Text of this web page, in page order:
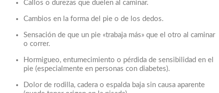
Callos o durezas que duelen al caminar.
Cambios en la forma del pie o de los dedos.
Sensación de que un pie «trabaja más» que el otro al caminar
o correr.
Hormigueo, entumecimiento o pérdida de sensibilidad en el
pie (especialmente en personas con diabetes).
Dolor de rodilla, cadera o espalda baja sin causa aparente